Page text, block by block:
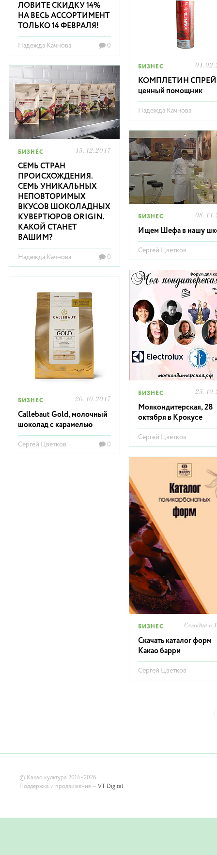
ЛОВИТЕ СКИДКУ 14%
НА ВЕСЬ АССОРТИМЕНТ
ТОЛЬКО 14 ФЕВРАЛЯ!
Надежда Качнова 0
БИЗНЕС
КОМПЛЕТИН СПРЕЙ
ценный помощник
Надежда Качнова
БИЗНЕС 15.12.2017
СЕМЬ СТРАН
ПРОИСХОЖДЕНИЯ.
СЕМЬ УНИКАЛЬНЫХ
НЕПОВТОРИМЫХ
ВКУСОВ ШОКОЛАДНЫХ
КУВЕРТЮРОВ ORIGIN.
КАКОЙ СТАНЕТ
ВАШИМ?
Надежда Качнова 0
БИЗНЕС
Ищем Шефа в нашу
Сергей Цветков
БИЗНЕС
Моякондитерская, 28
октября в Крокусе
Сергей Цветков
БИЗНЕС 20.10.2017
Callebaut Gold, молочный
шоколад с карамелью
Сергей Цветков 0
БИЗНЕС Сегодня в
Скачать каталог форм
Какао барри
Сергей Цветков
© Какао культура 2014–2026
Поддержка и продвижение — VT Digital